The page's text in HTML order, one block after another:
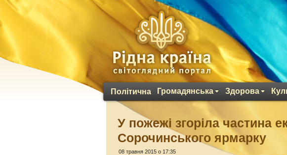
Політична Громадянська Здорова
У пожежі згоріла частина
Сорочинського ярмарку
08 травня 2015 о 17:35